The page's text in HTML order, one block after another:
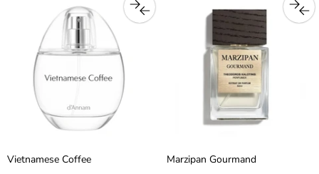
Vietnamese Coffee
Marzipan Gourmand